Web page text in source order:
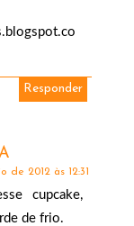
Responder
de 2012 às 12:31
cupcake,
de frio.